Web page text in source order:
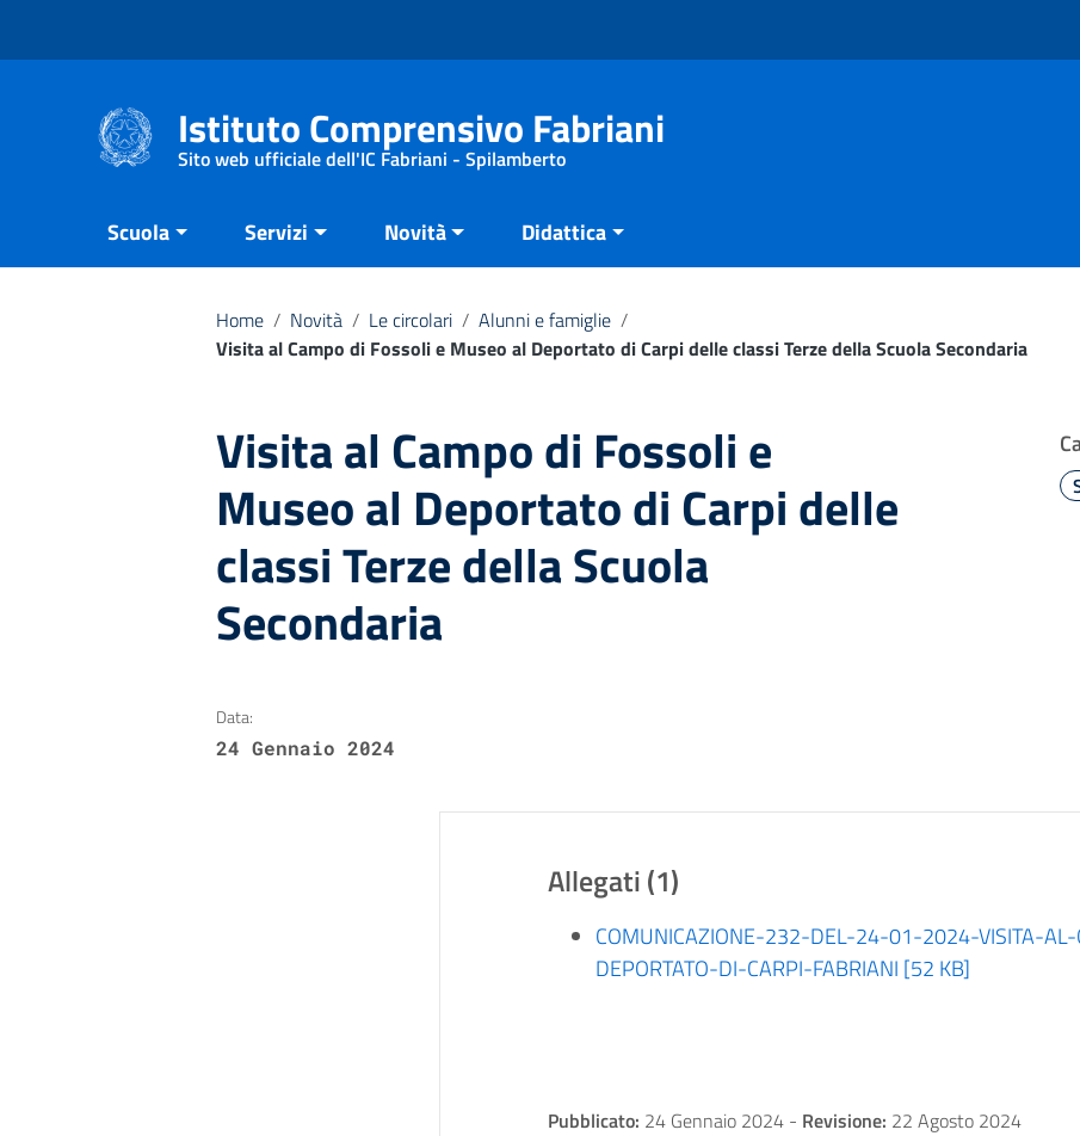
Istituto Comprensivo Fabriani
Sito web ufficiale dell'IC Fabriani - Spilamberto
Scuola Servizi Novità Didattica
Home / Novità / Le circolari / Alunni e famiglie /
Visita al Campo di Fossoli e Museo al Deportato di Carpi delle classi Terze della Scuola Secondaria
Visita al Campo di Fossoli e
Museo al Deportato di Carpi delle
classi Terze della Scuola
Secondaria
Data:
24 Gennaio 2024
Allegati (1)
COMUNICAZIONE-232-DEL-24-01-2024-VISITA-
DEPORTATO-DI-CARPI-FABRIANI [52 KB]
Pubblicato: 24 Gennaio 2024 - Revisione: 22 Agosto 2024